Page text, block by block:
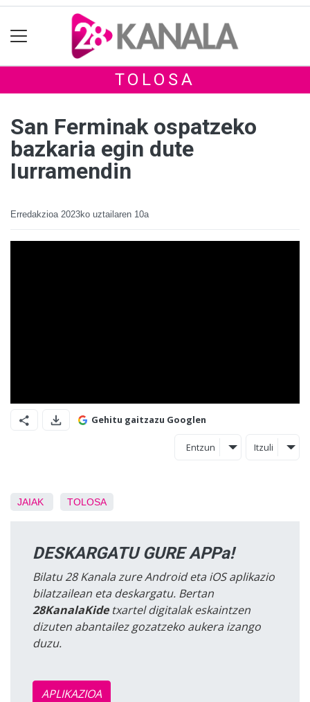
TOLOSA
San Ferminak ospatzeko
bazkaria egin dute
Iurramendin
Erredakzioa 2023ko uztailaren 10a
Gehitu gaitzazu Googlen
Entzun Itzuli
JAIAK TOLOSA
DESKARGATU GURE APPa!
Bilatu 28 Kanala zure Android eta iOS aplikazio
bilatzailean eta deskargatu. Bertan
28KanalaKidetxartel digitalak eskaintzen
dizuten abantailez gozatzeko aukera izango
duzu.
APLIKAZIOA